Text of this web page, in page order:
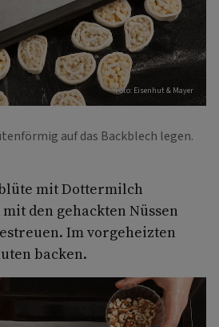
Foto: Eisenhut & Mayer
auf das Backblech legen.
mit Dottermilch
den gehackten Nüssen
Im vorgeheizten
backen.